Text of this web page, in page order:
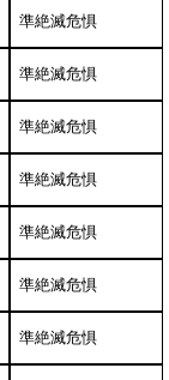
準絶滅危惧
準絶滅危惧
準絶滅危惧
準絶滅危惧
準絶滅危惧
準絶滅危惧
準絶滅危惧